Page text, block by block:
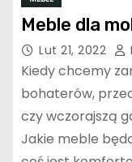
Meble dla
Lut 21, 2022
Kiedy chcemy
bohaterów,
czy wczorajszą
Jakie meble